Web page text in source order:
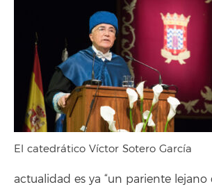
El catedrático Víctor Sotero García
actualidad es ya “un pariente